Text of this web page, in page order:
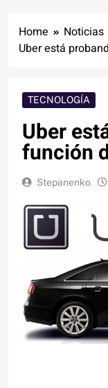
Home Noticias
Uber está
TECNOLOGÍA
Uber
función
Stepanenko